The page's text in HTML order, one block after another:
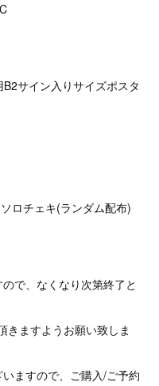
B2サイン入りサイズポスタ
ロチェキ(ランダム配布)
で、なくなり次第終了と
きますようお願い致しま
ますので、ご購入/ご予約